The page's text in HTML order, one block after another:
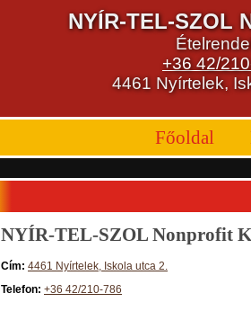
NYÍR-TEL-SZOL
+36 42/
4461 Nyírtelek,
Főoldal
NYÍR-TEL-SZOL Nonprofit
Cím: 4461 Nyírtelek, Iskola utca 2.
Telefon: +36 42/210-786